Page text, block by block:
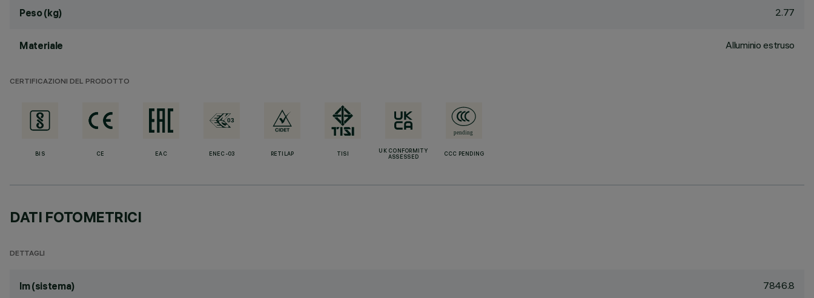
Peso (kg) 2.77
Materiale Alluminio estruso
CERTIFICAZIONI DEL PRODOTTO
BIS CE EAC ENEC-03 RETILAP TISI
UK CONFORMITY
ASSESSED
CCC PENDING
DATI FOTOMETRICI
DETTAGLI
lm (sistema) 7846.8